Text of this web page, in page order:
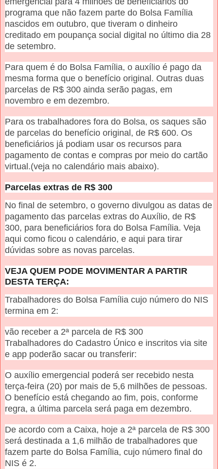
programa que não fazem parte do Bolsa Família
nascidos em outubro, que tiveram o dinheiro
creditado em poupança social digital no último dia 28
de setembro.
Para quem é do Bolsa Família, o auxílio é pago da
mesma forma que o benefício original. Outras duas
parcelas de R$ 300 ainda serão pagas, em
novembro e em dezembro.
Para os trabalhadores fora do Bolsa, os saques são
de parcelas do benefício original, de R$ 600. Os
beneficiários já podiam usar os recursos para
pagamento de contas e compras por meio do cartão
virtual.(veja no calendário mais abaixo).
Parcelas extras de R$ 300
No final de setembro, o governo divulgou as datas de
pagamento das parcelas extras do Auxílio, de R$
300, para beneficiários fora do Bolsa Família. Veja
aqui como ficou o calendário, e aqui para tirar
dúvidas sobre as novas parcelas.
VEJA QUEM PODE MOVIMENTAR A PARTIR
DESTA TERÇA:
Trabalhadores do Bolsa Família cujo número do NIS
termina em 2:
vão receber a 2ª parcela de R$ 300
Trabalhadores do Cadastro Único e inscritos via site
e app poderão sacar ou transferir:
O auxílio emergencial poderá ser recebido nesta
terça-feira (20) por mais de 5,6 milhões de pessoas.
O benefício está chegando ao fim, pois, conforme
regra, a última parcela será paga em dezembro.
De acordo com a Caixa, hoje a 2ª parcela de R$ 300
será destinada a 1,6 milhão de trabalhadores que
fazem parte do Bolsa Família, cujo número final do
NIS é 2.